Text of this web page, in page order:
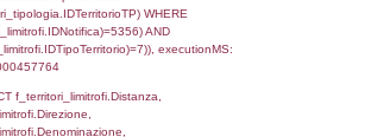
=
cod_territori_tipologia.IDTerritorioTP )
= 5356 ) AND
= 1)